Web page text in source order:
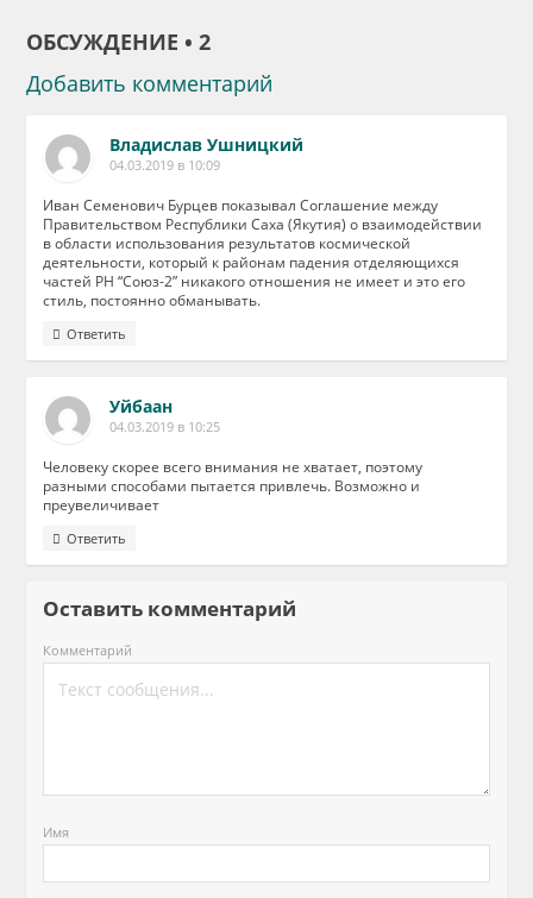
ОБСУЖДЕНИЕ • 2
Добавить комментарий
Владислав Ушницкий
04.03.2019 в 10:09
Иван Семенович Бурцев показывал Соглашение между
Правительством Республики Саха (Якутия) о взаимодействии
в области использования результатов космической
деятельности, который к районам падения отделяющихся
частей РН “Союз-2” никакого отношения не имеет и это его
стиль, постоянно обманывать.
Ответить
Уйбаан
04.03.2019 в 10:25
Человеку скорее всего внимания не хватает, поэтому
разными способами пытается привлечь. Возможно и
преувеличивает
Ответить
Оставить комментарий
Комментарий
Имя